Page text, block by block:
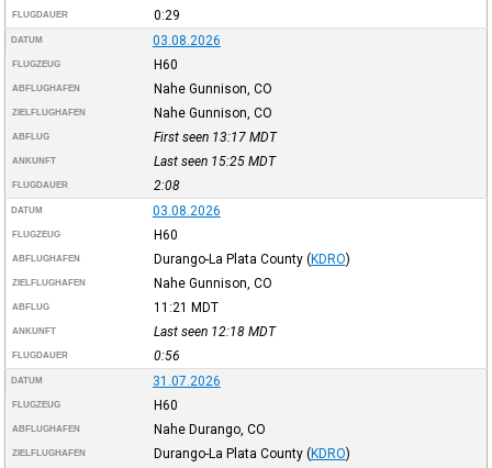
FLUGDAUER 0:29
DATUM 03.08.2026
FLUGZEUG H60
ABFLUGHAFEN Nahe Gunnison, CO
ZIELFLUGHAFEN Nahe Gunnison, CO
ABFLUG First seen 13:17 MDT
ANKUNFT Last seen 15:25 MDT
FLUGDAUER 2:08
DATUM 03.08.2026
FLUGZEUG H60
ABFLUGHAFEN Durango-La Plata County (KDRO)
ZIELFLUGHAFEN Nahe Gunnison, CO
ABFLUG 11:21 MDT
ANKUNFT Last seen 12:18 MDT
FLUGDAUER 0:56
DATUM 31.07.2026
FLUGZEUG H60
ABFLUGHAFEN Nahe Durango, CO
ZIELFLUGHAFEN Durango-La Plata County (KDRO)